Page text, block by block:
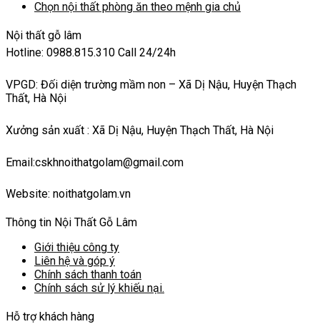
Chọn nội thất phòng ăn theo mệnh gia chủ
Nội thất gỗ lâm
Hotline: 0988.815.310 Call 24/24h
VPGD: Đối diện trường mầm non – Xã Dị Nậu, Huyện Thạch
Thất, Hà Nội
Xưởng sản xuất : Xã Dị Nậu, Huyện Thạch Thất, Hà Nội
Email:cskhnoithatgolam@gmail.com
Website: noithatgolam.vn
Thông tin Nội Thất Gỗ Lâm
Giới thiệu công ty
Liên hệ và góp ý
Chính sách thanh toán
Chính sách sử lý khiếu nại.
Hỗ trợ khách hàng